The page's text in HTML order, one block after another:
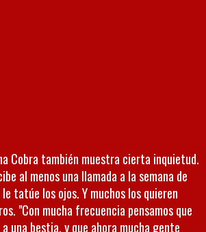
Cobra también muestra cierta inquietud.
al menos una llamada a la semana de
tatúe los ojos. Y muchos los quieren
"Con mucha frecuencia pensamos que
una bestia, y que ahora mucha gente